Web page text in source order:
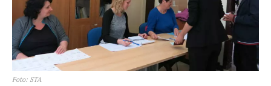
Foto: STA